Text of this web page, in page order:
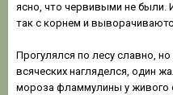
ясно, что червивыми не были.
так с корнем и
Прогулялся по лесу славно,
всяческих нагляделся, один
мороза фламмулины у живого